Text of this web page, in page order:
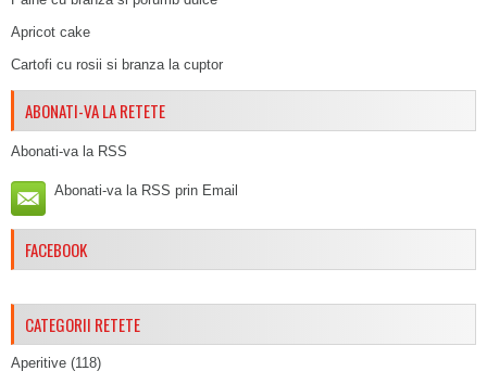
Apricot cake
Cartofi cu rosii si branza la cuptor
ABONATI-VA LA RETETE
Abonati-va la RSS
Abonati-va la RSS prin Email
FACEBOOK
CATEGORII RETETE
Aperitive (118)